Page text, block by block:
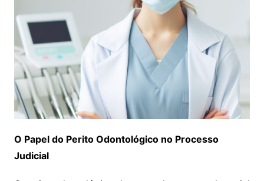
O Papel do Perito Odontológico no Processo
Judicial